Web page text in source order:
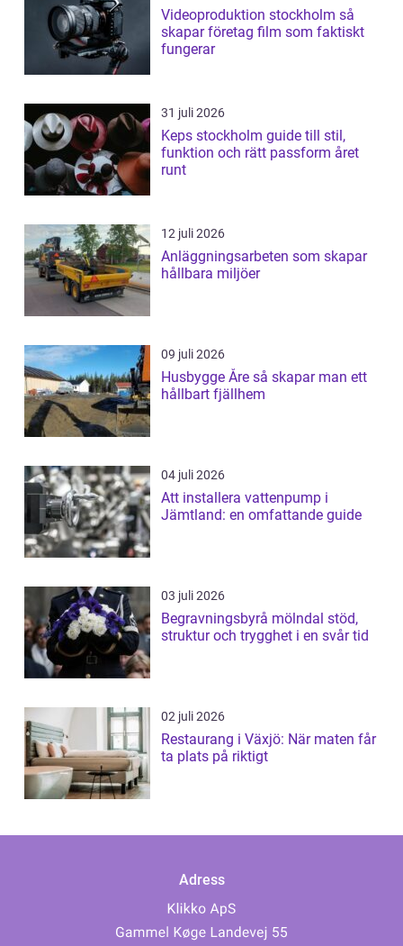
Videoproduktion stockholm så
skapar företag film som faktiskt
fungerar
31 juli 2026
Keps stockholm guide till stil,
funktion och rätt passform året
runt
12 juli 2026
Anläggningsarbeten som skapar
hållbara miljöer
09 juli 2026
Husbygge Åre så skapar man ett
hållbart fjällhem
04 juli 2026
Att installera vattenpump i
Jämtland: en omfattande guide
03 juli 2026
Begravningsbyrå mölndal stöd,
struktur och trygghet i en svår tid
02 juli 2026
Restaurang i Växjö: När maten får
ta plats på riktigt
Adress